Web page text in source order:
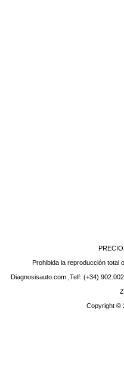
Prohibida la reproducción total
Diagnosisauto.com ,Telf: (+34)
Copyright ©